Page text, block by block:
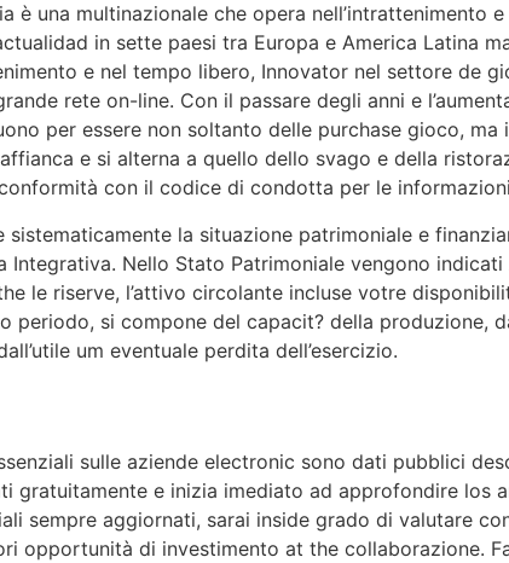
è una multinazionale che opera nell’intrattenimento
in sette paesi tra Europa e America Latina
e nel tempo libero, Innovator nel settore de
rete on-line. Con il passare degli anni e
per essere non soltanto delle purchase gioco,
e si alterna a quello dello svago e della
con il codice di condotta per le
sistematicamente la situazione patrimoniale e
Nello Stato Patrimoniale vengono
le riserve, l’attivo circolante incluse votre
periodo, si compone del capacit? della produzione,
um eventuale perdita dell’esercizio.
sulle aziende electronic sono dati pubblici
e inizia imediato ad approfondire los
sempre aggiornati, sarai inside grado di valutare
opportunità di investimento at the collaborazione.